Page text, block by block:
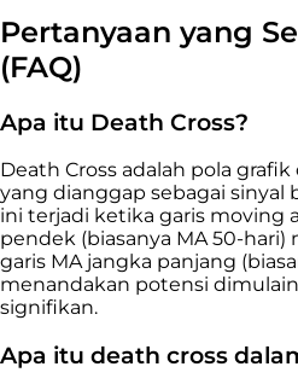
Pertanyaan yang
(FAQ)
Apa itu Death Cross?
Death Cross adalah pola
yang dianggap sebagai sinyal
ini terjadi ketika garis moving
pendek (biasanya MA 50-
garis MA jangka panjang
menandakan potensi
signifikan.
Apa itu death cross